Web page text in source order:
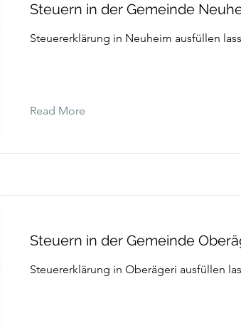
Steuern in der Gemeinde
Steuererklärung in Neuheim ausfüllen
Read More
Steuern in der Gemeinde
Steuererklärung in Oberägeri ausfüllen